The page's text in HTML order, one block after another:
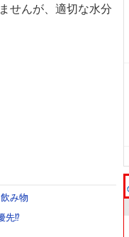
せんが、適切な水分
み物
先⁉